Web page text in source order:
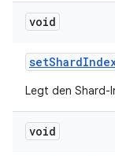
void
setShard
Legt den Shard-
void